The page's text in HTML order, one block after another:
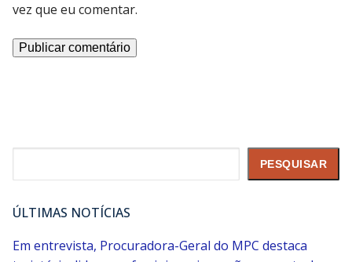
vez que eu comentar.
PESQUISAR
ÚLTIMAS NOTÍCIAS
Em entrevista, Procuradora-Geral do MPC destaca